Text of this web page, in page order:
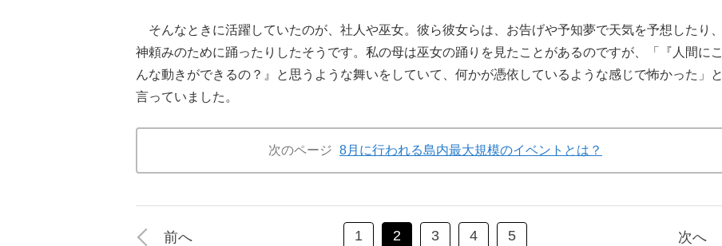
そんなときに活躍していたのが、社人や巫女。彼ら彼女らは、お告げや予知夢で天気を予想したり、
神頼みのために踊ったりしたそうです。私の母は巫女の踊りを見たことがあるのですが、「『人間にこ
んな動きができるの？』と思うような舞いをしていて、何かが憑依しているような感じで怖かった」と
言っていました。
次のページ 8月に行われる島内最大規模のイベントとは？
前へ 1 2 3 4 5 次へ